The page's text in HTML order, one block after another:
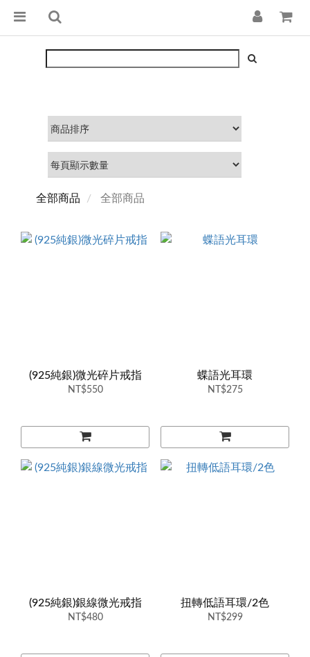
全部商品 全部商品
(925純銀)微光碎片戒指
NT$550
蝶語光耳環
NT$275
(925純銀)銀線微光戒指
NT$480
扭轉低語耳環/2色
NT$299